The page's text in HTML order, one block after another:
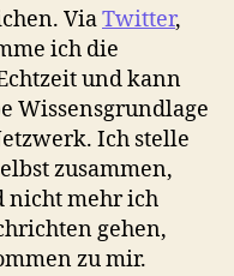
ViaTwitter,
ich die
und kann
Wissensgrundlage
Ich stelle
zusammen,
nicht mehr ich
gehen,
zu mir.